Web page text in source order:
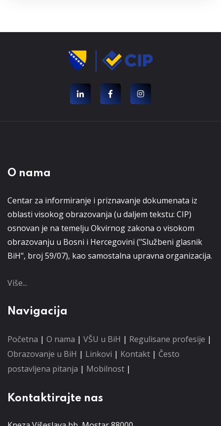
O nama
Centar za informiranje i priznavanje dokumenata iz
oblasti visokog obrazovanja (u daljem tekstu: CIP)
osnovan je na temelju Okvirnog zakona o visokom
obrazovanju u Bosni i Hercegovini ("Službeni glasnik
BiH", broj 59/07), kao samostalna upravna organizacija.
Više...
Navigacija
Početna | O nama | VŠU u BiH | Regulisane profesije |
Obrazovanje u BiH | Linkovi | Kontakt | Često
postavljena pitanja | Mobilnost |
Kontaktirajte nas